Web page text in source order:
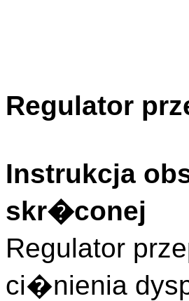
Regulator
Instrukcja
skr�conej
Regulator
ci�nienia